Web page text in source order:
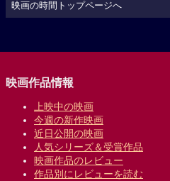
映画の時間トップページへ
映画作品情報
上映中の映画
今週の新作映画
近日公開の映画
人気シリーズ＆受賞作品
映画作品のレビュー
作品別にレビューを読む